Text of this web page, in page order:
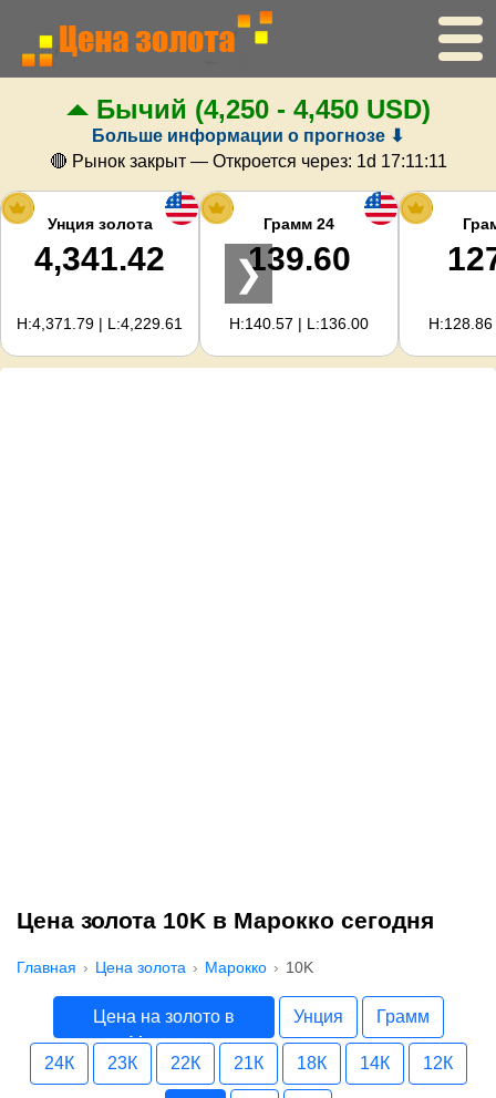
Главная
Цена золота
Цена серебра
Калькулятор золота
Для вебмастеров
Бычий (4,250 - 4,450 USD)
Больше информации о прогнозе ⬇
🔴 Рынок закрыт — Откроется через: 1d 17:11:10
Унция золота
4,341.42
H:4,371.79 | L:4,229.61
Грамм 24
139.60
H:140.57 | L:136.00
❯
Цена золота 10K в Марокко сегодня
Главная Цена золота Марокко 10K
Цена на золото в
Марокко
Унция Грамм
24К 23К 22К 21К 18К 14К 12К